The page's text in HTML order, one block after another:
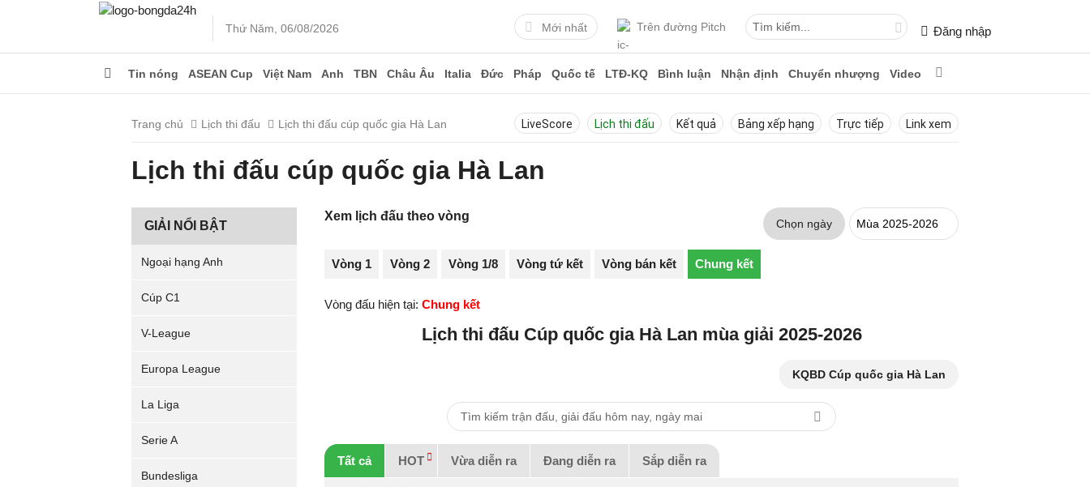
Thứ Năm, 06/08/2026 Mới nhất Trên đường Pitch Đăng nhập
Tin nóng ASEAN Cup Việt Nam Anh TBN Châu Âu Italia Đức Pháp Quốc tế LTĐ-KQ Bình luận Nhận định Chuyển nhượng Video
Trang chủ Lịch thi đấu Lịch thi đấu cúp quốc gia Hà Lan LiveScore Lịch thi đấu Kết quả Bảng xếp hạng Trực tiếp Link xem
Lịch thi đấu cúp quốc gia Hà Lan
GIẢI NỔI BẬT
Ngoại hạng Anh
Cúp C1
V-League
Europa League
La Liga
Serie A
Bundesliga
Xem lịch đấu theo vòng
Chọn ngày
Vòng 1 Vòng 2 Vòng 1/8 Vòng tứ kết Vòng bán kết Chung kết
Vòng đấu hiện tại: Chung kết
Lịch thi đấu Cúp quốc gia Hà Lan mùa giải 2025-2026
KQBD Cúp quốc gia Hà Lan
Tất cả HOT Vừa diễn ra Đang diễn ra Sắp diễn ra